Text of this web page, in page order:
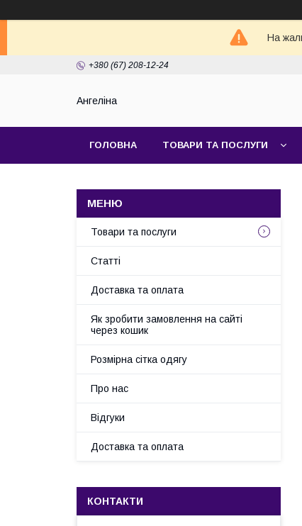
На
+380 (67) 208-12-24
Ангеліна
ГОЛОВНА ТОВАРИ ТА ПОСЛУГИ
Товари та послуги
Статті
Доставка та оплата
Як зробити замовлення на сайті
через кошик
Розмірна сітка одягу
Про нас
Відгуки
Доставка та оплата
КОНТАКТИ